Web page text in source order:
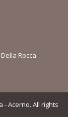
Rocca
- Acerno. All rights